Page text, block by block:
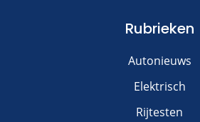
Rubrieken
Autonieuws
Elektrisch
Rijtesten